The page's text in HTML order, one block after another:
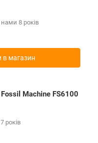
8 років
в магазин
Machine FS6100
років